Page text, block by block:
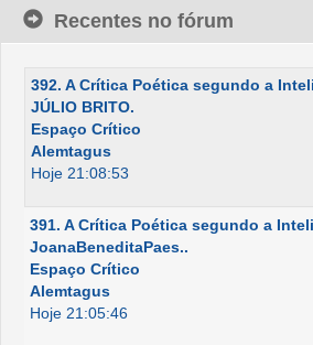
Recentes no fórum
392. A Crítica Poética segundo a
JÚLIO BRITO.
Espaço Crítico
Alemtagus
Hoje 21:08:53
391. A Crítica Poética segundo a
JoanaBeneditaPaes..
Espaço Crítico
Alemtagus
Hoje 21:05:46